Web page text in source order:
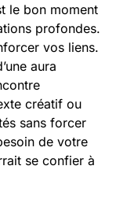
le bon moment
profondes.
vos liens.
aura
créatif ou
sans forcer
de votre
se confier à